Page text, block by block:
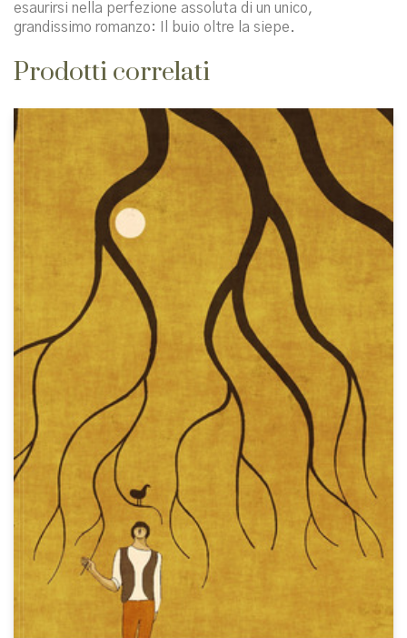
esaurirsi nella perfezione assoluta di un unico,
grandissimo romanzo: Il buio oltre la siepe.
Prodotti correlati